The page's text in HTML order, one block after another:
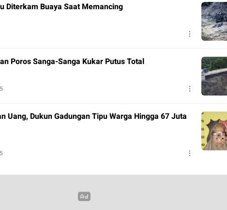
Diterkam Buaya Saat Memancing
Poros Sanga-Sanga Kukar Putus Total
Uang, Dukun Gadungan Tipu Warga Hingga 67 Juta